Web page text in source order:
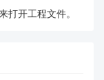
开工程文件。